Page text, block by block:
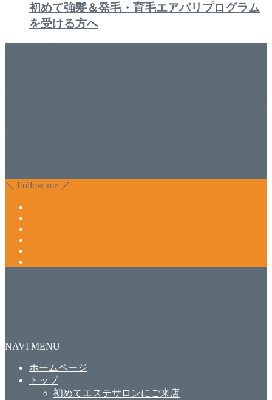
初めて強髪＆発毛・育毛エアバリプログラム
を受ける方へ
＼ Follow me ／
NAVI MENU
ホームページ
トップ
初めてエステサロンにご来店